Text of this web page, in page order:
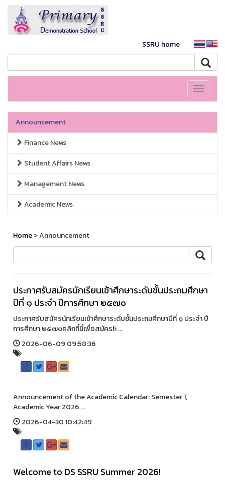
SSRU home
Toggle
Announcement
Finance News
Student Affairs News
Management News
Academic News
Home> Announcement
ประกาศรับสมัครนักเรียนเข้าศึกษาระดับชั้นประถมศึกษา
ปีที่ ๑ ประจำ ปีการศึกษา ๒๕๗๐
ประกาศรับสมัครนักเรียนเข้าศึกษาระดับชั้นประถมศึกษาปีที่ ๑ ประจำ ปี
การศึกษา ๒๕๗๐คลิกที่นี่เพื่อสมัครh ...
2026-06-09 09:58:36
Announcement of the Academic Calendar: Semester 1,
Academic Year 2026 ...
2026-04-30 10:42:49
Welcome to DS SSRU Summer 2026!